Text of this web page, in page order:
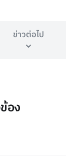
ข่าวต่อไป
อง